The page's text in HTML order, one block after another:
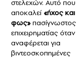
στελεχών. Αυτό που
αποκαλεί «ήχος και
φως» πασίγνωστος
επιχειρηματίας όταν
αναφέρεται για
βιντεοσκοπημένες